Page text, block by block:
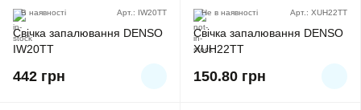
В наявності Арт.: IW20TT
Свічка запалювання DENSO
IW20TT
442 грн
Не в наявності Арт.: XUH22TT
Свічка запалювання DENSO
XUH22TT
150.80 грн